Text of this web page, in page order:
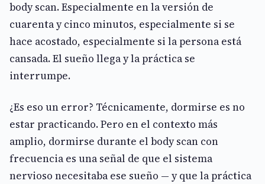
body scan. Especialmente en la versión de
cuarenta y cinco minutos, especialmente si se
hace acostado, especialmente si la persona está
cansada. El sueño llega y la práctica se
interrumpe.
¿Es eso un error? Técnicamente, dormirse es no
estar practicando. Pero en el contexto más
amplio, dormirse durante el body scan con
frecuencia es una señal de que el sistema
nervioso necesitaba ese sueño — y que la práctica